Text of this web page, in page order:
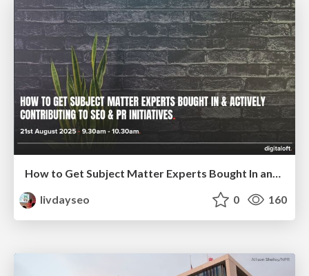
How to Get Subject Matter Experts Bought In and Actively Contributing to SEO & PR Initiatives.
livdayseo
0 160